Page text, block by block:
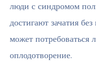
люди с синдромом
достигают зачатия
может потребоваться
оплодотворение.